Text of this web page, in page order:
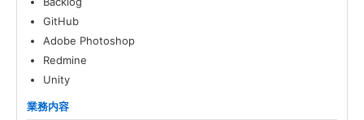
GitHub
Adobe Photoshop
Redmine
Unity
業務内容